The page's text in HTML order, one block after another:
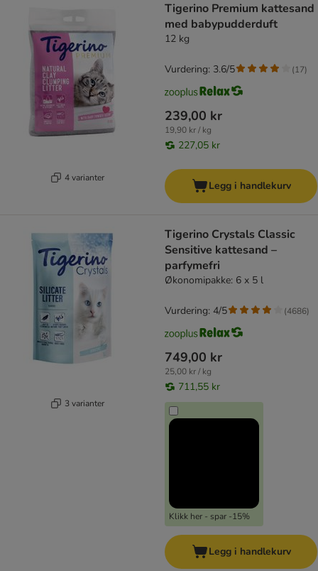
4 varianter
Tigerino Premium kattesand
med babypudderduft
12 kg
239,00 kr
19,90 kr / kg
227,05 kr
Vurdering: 3.6/5 (17)
Legg i handlekurv
3 varianter
Tigerino Crystals Classic
Sensitive kattesand –
parfymefri
Økonomipakke: 6 x 5 l
749,00 kr
25,00 kr / kg
711,55 kr
Klikk her - spar -15%
Vurdering: 4/5 (4686)
Legg i handlekurv